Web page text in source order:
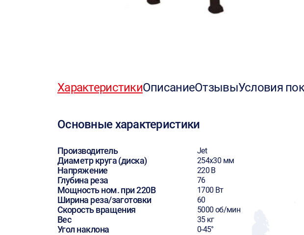
ХарактеристикиОписаниеОтзывыУсловия
Основные характеристики
Производитель Jet
Диаметр круга (диска) 254х30 мм
Напряжение 220 В
Глубина реза 76
Мощность ном. при 220В 1700 Вт
Ширина реза/заготовки 60
Скорость вращения 5000 об/мин
Вес 35 кг
Угол наклона 0-45°